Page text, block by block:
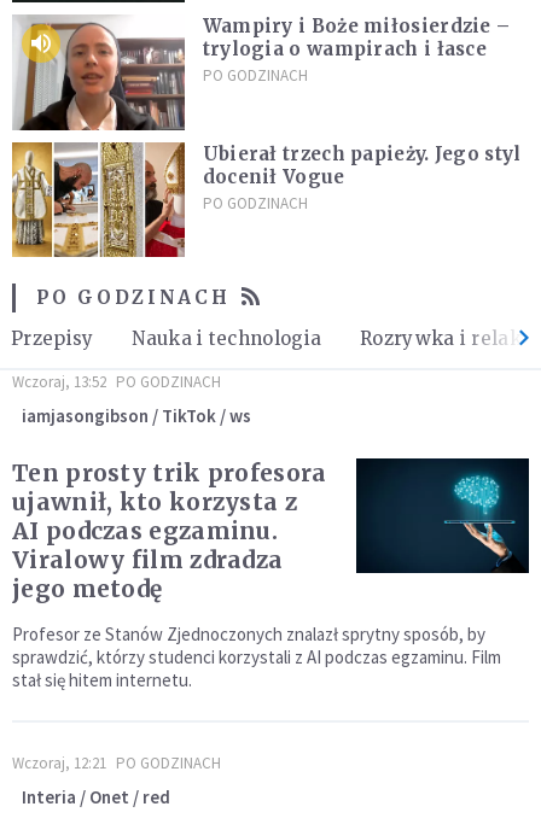
Wampiry i Boże miłosierdzie –
trylogia o wampirach i łasce
PO GODZINACH
Ubierał trzech papieży. Jego styl
docenił Vogue
PO GODZINACH
PO GODZINACH
Przepisy
Nauka i technologia Rozrywka i relaks
Wczoraj, 13:52 PO GODZINACH
iamjasongibson / TikTok / ws
Ten prosty trik profesora
ujawnił, kto korzysta z
AI podczas egzaminu.
Viralowy film zdradza
jego metodę
Profesor ze Stanów Zjednoczonych znalazł sprytny sposób, by
sprawdzić, którzy studenci korzystali z AI podczas egzaminu. Film
stał się hitem internetu.
Wczoraj, 12:21 PO GODZINACH
Interia / Onet / red